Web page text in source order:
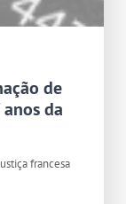
de
da
francesa